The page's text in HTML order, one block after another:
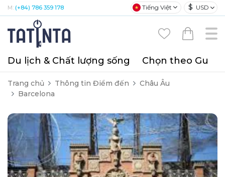
M: (+84) 786 359 178 Tiếng Việt $ USD
Du lịch & Chất lượng sống Chọn theo Gu
Trang chủ Thông tin Điểm đến
Châu Âu
Barcelona